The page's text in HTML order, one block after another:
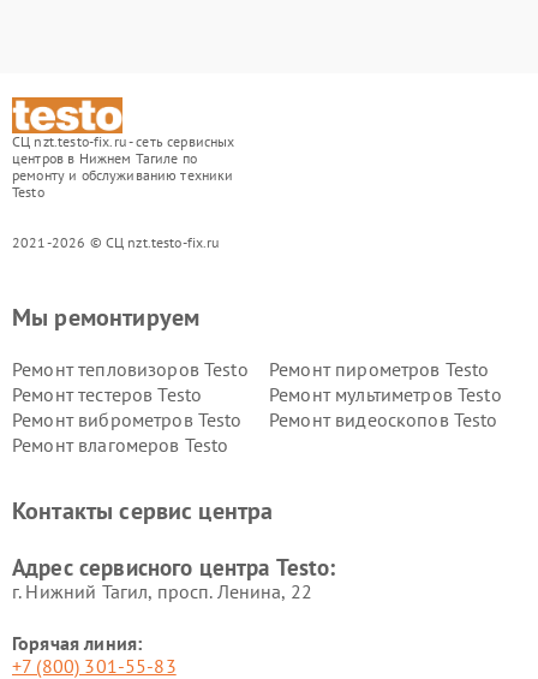
СЦ nzt.testo-fix.ru - сеть сервисных
центров в Нижнем Тагиле по
ремонту и обслуживанию техники
Testo
2021-2026 © СЦ nzt.testo-fix.ru
Мы ремонтируем
Ремонт тепловизоров Testo
Ремонт пирометров Testo
Ремонт тестеров Testo
Ремонт мультиметров Testo
Ремонт виброметров Testo
Ремонт видеоскопов Testo
Ремонт влагомеров Testo
Контакты сервис центра
Адрес сервисного центра Testo:
г. Нижний Тагил, просп. Ленина, 22
Горячая линия:
+7 (800) 301-55-83